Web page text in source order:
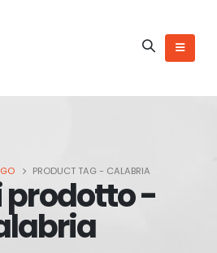
PRODUCT TAG - CALABRIA
prodotto -